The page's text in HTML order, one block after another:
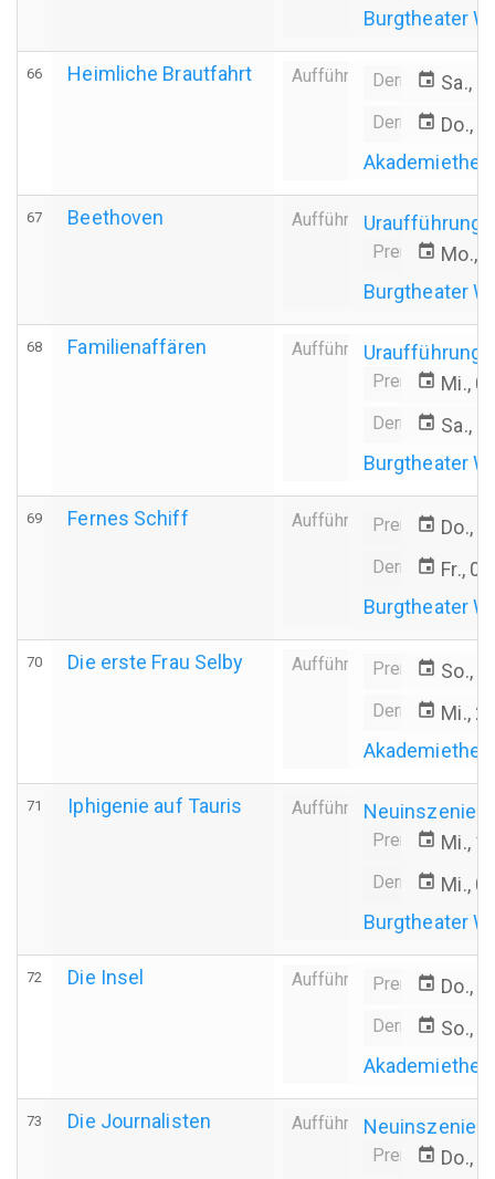
Burgtheater
66 Heimliche Brautfahrt AufführungDerniere
event Sa.,
Derniere
event Do.,
67 Beethoven AufführungUraufführung
Premiere
event Mo.,
Burgtheater
68 Familienaffären AufführungUraufführung
Premiere
event Mi.,
Derniere
event Sa.,
Burgtheater
69 Fernes Schiff AufführungPremiere
event Do.,
Derniere
event Fr.,
Burgtheater
70 Die erste Frau Selby AufführungPremiere
event So.,
Derniere
event Mi.,
71 Iphigenie auf Tauris Aufführung
Premiere
event Mi.,
Derniere
event Mi.,
Burgtheater
72 Die Insel AufführungPremiere
event Do.,
Derniere
event So.,
73 Die Journalisten Aufführung
Premiere
event Do.,